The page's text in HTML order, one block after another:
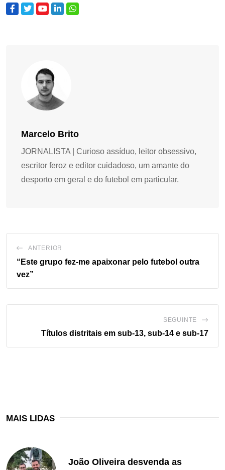
Marcelo Brito
JORNALISTA | Curioso assíduo, leitor obsessivo,
escritor feroz e editor cuidadoso, um amante do
desporto em geral e do futebol em particular.
ANTERIOR
“Este grupo fez-me apaixonar pelo futebol outra
vez”
SEGUINTE
Títulos distritais em sub-13, sub-14 e sub-17
MAIS LIDAS
João Oliveira desvenda as